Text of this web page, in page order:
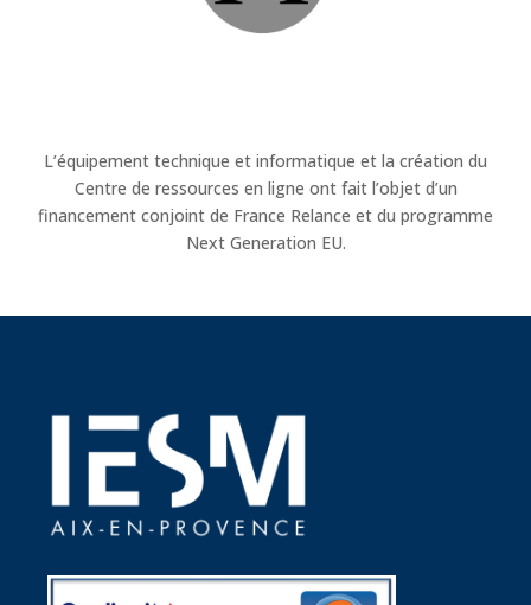
L’équipement technique et informatique et la création du
Centre de ressources en ligne ont fait l’objet d’un
financement conjoint de France Relance et du programme
Next Generation EU.